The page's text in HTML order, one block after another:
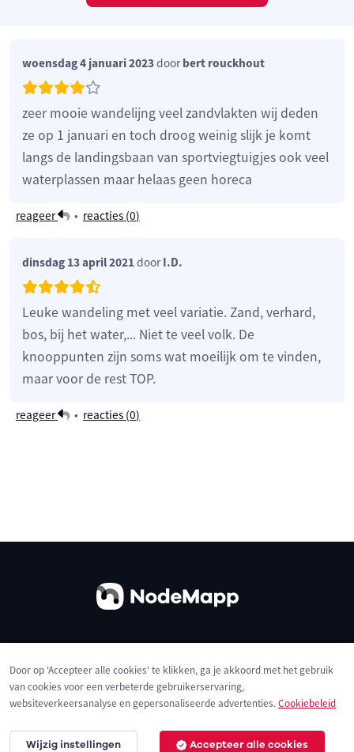
woensdag 4 januari 2023doorbert rouckhout
zeer mooie wandelijng veel zandvlakten wij deden
ze op 1 januari en toch droog weinig slijk je komt
langs de landingsbaan van sportviegtuigjes ook veel
waterplassen maar helaas geen horeca
reageer • reacties (0)
dinsdag 13 april 2021doorI.D.
Leuke wandeling met veel variatie. Zand, verhard,
bos, bij het water,... Niet te veel volk. De
knooppunten zijn soms wat moeilijk om te vinden,
maar voor de rest TOP.
reageer • reacties (0)
Privacybeleid Cookies
Door op 'Accepteer alle cookies' te klikken, ga je akkoord met het gebruik
van cookies voor een verbeterde gebruikerservaring,
websiteverkeersanalyse en gepersonaliseerde advertenties.Cookiebeleid
Wijzig instellingen Accepteer alle cookies